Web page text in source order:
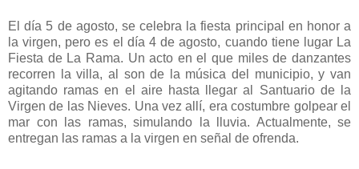
El día 5 de agosto, se celebra la fiesta principal en honor a
la virgen, pero es el día 4 de agosto, cuando tiene lugar La
Fiesta de La Rama. Un acto en el que miles de danzantes
recorren la villa, al son de la música del municipio, y van
agitando ramas en el aire hasta llegar al Santuario de la
Virgen de las Nieves. Una vez allí, era costumbre golpear el
mar con las ramas, simulando la lluvia. Actualmente, se
entregan las ramas a la virgen en señal de ofrenda.